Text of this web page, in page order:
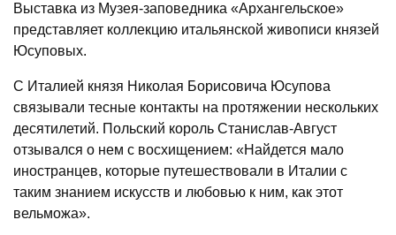
Выставка из Музея-заповедника «Архангельское»
представляет коллекцию итальянской живописи князей
Юсуповых.
С Италией князя Николая Борисовича Юсупова
связывали тесные контакты на протяжении нескольких
десятилетий. Польский король Станислав-Август
отзывался о нем с восхищением: «Найдется мало
иностранцев, которые путешествовали в Италии с
таким знанием искусств и любовью к ним, как этот
вельможа».